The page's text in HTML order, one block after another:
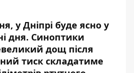
у Дніпрі буде ясно у
дня. Синоптики
дощ після
тиск складатиме